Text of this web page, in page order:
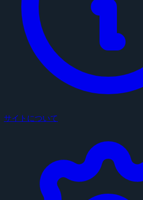
サイトについて